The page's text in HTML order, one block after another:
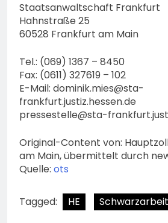
Staatsanwaltschaft Frankfurt
Hahnstraße 25
60528 Frankfurt am Main
Tel.: (069) 1367 – 8450
Fax: (0611) 327619 – 102
E-Mail: dominik.mies@sta-
frankfurt.justiz.hessen.de
pressestelle@sta-
Original-Content von:
am Main, übermittelt durch
Quelle: ots
Tagged: HE Schwarzarbeit